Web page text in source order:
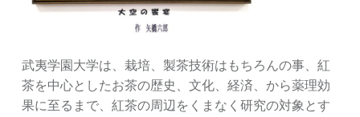
武夷学園大学は、栽培、製茶技術はもちろんの事、紅
茶を中心としたお茶の歴史、文化、経済、から薬理効
果に至るまで、紅茶の周辺をくまなく研究の対象とす